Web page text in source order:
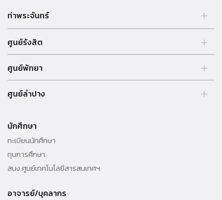
ท่าพระจันทร์
2 ถนนพระจันทร์ แขวงพระบรมมหาราชวัง, เขตพระนคร, กรุงเทพฯ
10200, ประเทศไทย. Tel. +66 (0) 2613 3333
ศูนย์รังสิต
Tel. +66 (0) 2613 3333
ศูนย์พัทยา
20150 ประเทศไทย Tel. +66 (0) 3825 9050-55
ศูนย์ลำปาง
ประเทศไทย Tel. +66 (0) 5423-7999 โทรสาร +66 (0) 5423-7999
ต่อ 5119 http://www.lampang.tu.ac.th/
นักศึกษา
ทะเบียนนักศึกษา
ทุนการศึกษา
สนง.ศูนย์เทคโนโลยีสารสนเทศฯ
อาจารย์/บุคลากร